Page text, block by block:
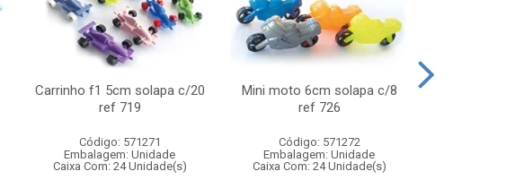
Carrinho f1 5cm solapa c/20
ref 719
Código: 571271
Embalagem: Unidade
Caixa Com: 24 Unidade(s)
Mini moto 6cm solapa c/8
ref 726
Código: 571272
Embalagem: Unidade
Caixa Com: 24 Unidade(s)